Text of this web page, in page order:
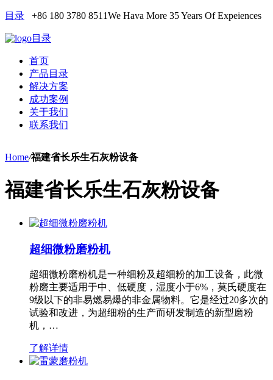
目录 +86 180 3780 8511We Hava More 35 Years Of Expeiences
目录
首页
产品目录
解决方案
成功案例
关于我们
联系我们
Home/福建省长乐生石灰粉设备
福建省长乐生石灰粉设备
超细微粉磨粉机
超细微粉磨粉机是一种细粉及超细粉的加工设备，此微
粉磨主要适用于中、低硬度，湿度小于6%，莫氏硬度在
9级以下的非易燃易爆的非金属物料。它是经过20多次的
试验和改进，为超细粉的生产而研发制造的新型磨粉
机，…
了解详情